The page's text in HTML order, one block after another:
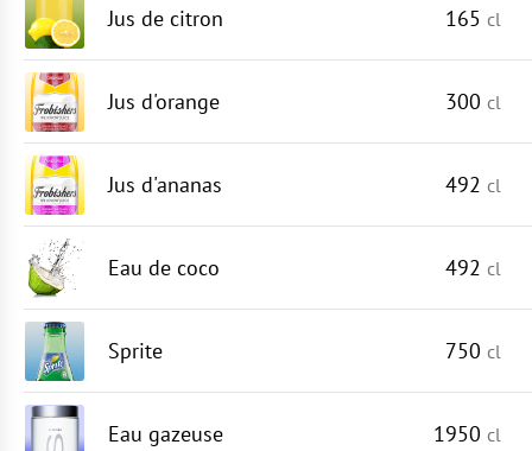
Jus de citron 165 cl
Jus d'orange 300 cl
Jus d'ananas 492 cl
Eau de coco 492 cl
Sprite 750 cl
Eau gazeuse 1950 cl